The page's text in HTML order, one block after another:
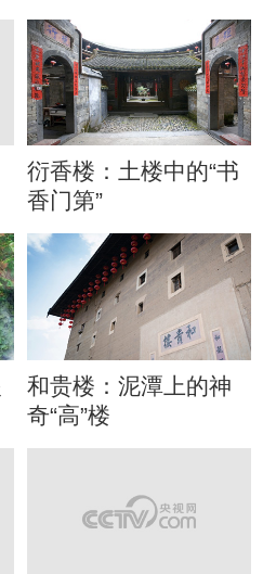
衍香楼：土楼中的“书
香门第”
和贵楼：泥潭上的神
奇“高”楼